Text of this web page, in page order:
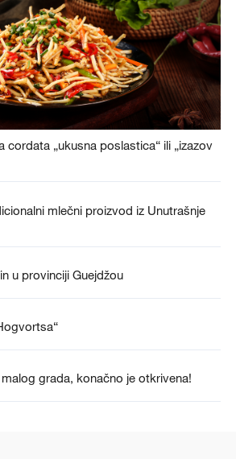
cordata „ukusna poslastica“ ili „izazov
mlečni proizvod iz Unutrašnje
u provinciji Guejdžou
grada, konačno je otkrivena!